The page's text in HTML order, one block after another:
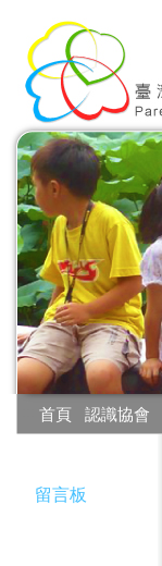
首頁 認識協會
留言板